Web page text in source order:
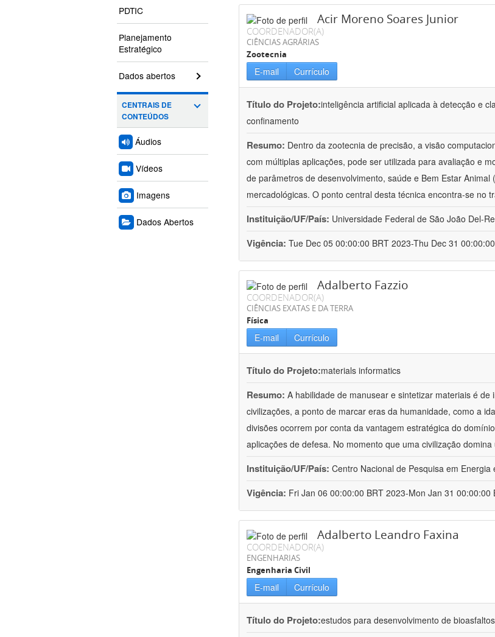
PDTIC
Planejamento
Estratégico
Dados abertos
CENTRAIS DE
CONTEÚDOS
Áudios
Vídeos
Imagens
Dados Abertos
Acir Moreno Soares Junior
COORDENADOR(A)
CIÊNCIAS AGRÁRIAS
Zootecnia
E-mail Currículo
Título do Projeto:inteligência artificial aplicada à detecção e
confinamento
Resumo: Dentro da zootecnia de precisão, a visão
com múltiplas aplicações, pode ser utilizada para avaliação e
de parâmetros de desenvolvimento, saúde e Bem Estar
mercadológicas. O ponto central desta técnica encontra-se no
Instituição/UF/País: Universidade Federal de São João Del-
Vigência: Tue Dec 05 00:00:00 BRT 2023-Thu Dec 31
Adalberto Fazzio
COORDENADOR(A)
CIÊNCIAS EXATAS E DA TERRA
Física
E-mail Currículo
Título do Projeto:materials informatics
Resumo: A habilidade de manusear e sintetizar materiais é
civilizações, a ponto de marcar eras da humanidade, como a
divisões ocorrem por conta da vantagem estratégica do
aplicações de defesa. No momento que uma civilização
Instituição/UF/País: Centro Nacional de Pesquisa em Energia
Vigência: Fri Jan 06 00:00:00 BRT 2023-Mon Jan 31 00:00:00
Adalberto Leandro Faxina
COORDENADOR(A)
ENGENHARIAS
Engenharia Civil
E-mail Currículo
Título do Projeto:estudos para desenvolvimento de